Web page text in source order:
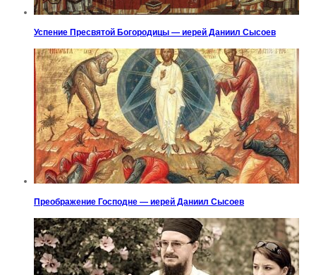
Успение Пресвятой Богородицы — иерей Даниил Сысоев
Преображение Господне — иерей Даниил Сысоев